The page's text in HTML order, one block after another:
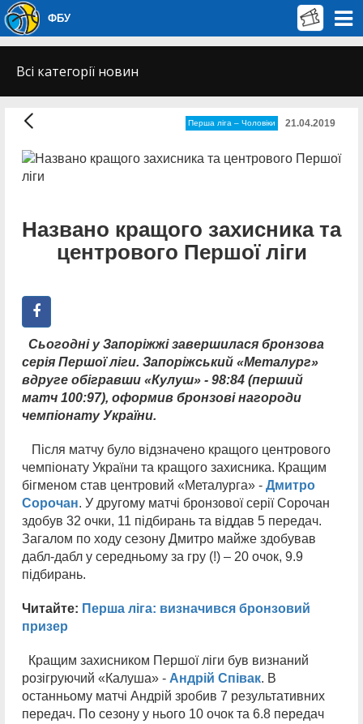
ФБУ
Всі категорії новин
Перша лiга – Чоловiки 21.04.2019
Названо кращого захисника та
центрового Першої ліги
Сьогодні у Запоріжжі завершилася бронзова
серія Першої ліги. Запоріжський «Металург»
вдруге обігравши «Кулуш» - 98:84 (перший
матч 100:97), оформив бронзові нагороди
чемпіонату України.
Після матчу було відзначено кращого центрового
чемпіонату України та кращого захисника. Кращим
бігменом став центровий «Металурга» - Дмитро
Сорочан. У другому матчі бронзової серії Сорочан
здобув 32 очки, 11 підбирань та віддав 5 передач.
Загалом по ходу сезону Дмитро майже здобував
дабл-дабл у середньому за гру (!) – 20 очок, 9.9
підбирань.
Читайте: Перша ліга: визначився бронзовий
призер
Кращим захисником Першої ліги був визнаний
розігруючий «Калуша» - Андрій Співак. В
останньому матчі Андрій зробив 7 результативних
передач. По сезону у нього 10 очок та 6.8 передач